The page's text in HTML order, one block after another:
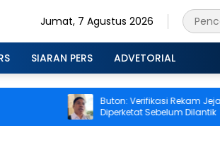
Jumat, 7 Agustus 2026
SIARAN PERS ADVETORIAL
Buton: Verifikasi Rekam Jejak ASN
Diperketat Sebelum Dilantik